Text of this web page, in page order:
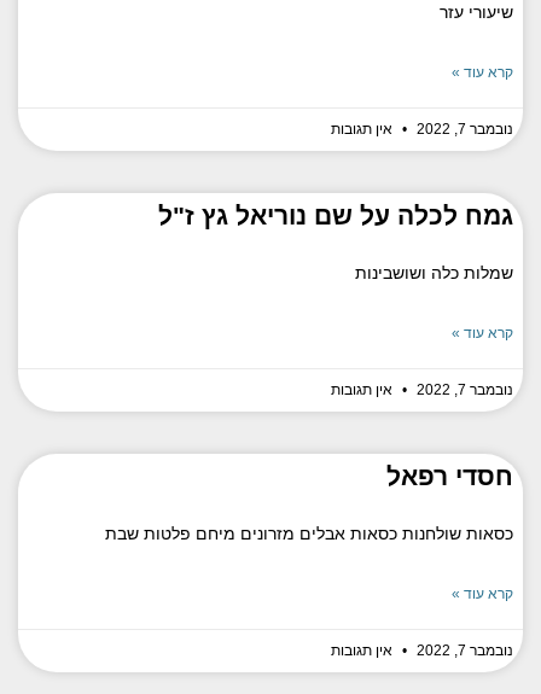
שיעורי עזר
קרא עוד »
נובמבר 7, 2022 אין תגובות
גמח לכלה על שם נוריאל גץ ז"ל
שמלות כלה ושושבינות
קרא עוד »
נובמבר 7, 2022 אין תגובות
חסדי רפאל
כסאות שולחנות כסאות אבלים מזרונים מיחם פלטות שבת
קרא עוד »
נובמבר 7, 2022 אין תגובות